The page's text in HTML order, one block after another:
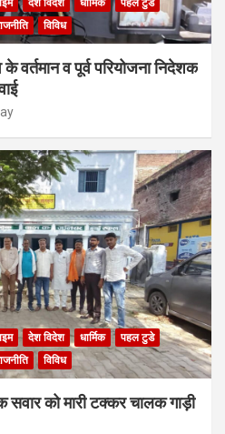
विविध
व पूर्व परियोजना निदेशक
देश विदेश धार्मिक
पहल टुडे
विविध
सवार को मारी टक्कर चालक गाड़ी